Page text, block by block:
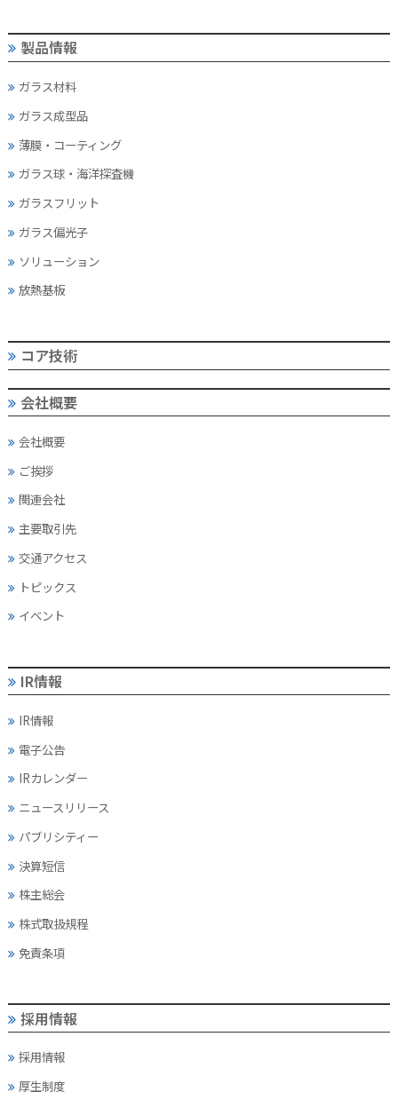
製品情報
ガラス材料
ガラス成型品
薄膜・コーティング
ガラス球・海洋探査機
ガラスフリット
ガラス偏光子
ソリューション
放熱基板
コア技術
会社概要
会社概要
ご挨拶
関連会社
主要取引先
交通アクセス
トピックス
イベント
IR情報
IR情報
電子公告
IRカレンダー
ニュースリリース
パブリシティー
決算短信
株主総会
株式取扱規程
免責条項
採用情報
採用情報
厚生制度